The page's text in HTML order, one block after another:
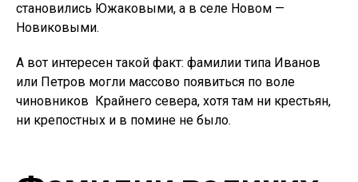
становились Южаковыми, а в селе Новом —
Новиковыми.
А вот интересен такой факт: фамилии типа Иванов
или Петров могли массово появиться по воле
чиновников Крайнего севера, хотя там ни крестьян,
ни крепостных и в помине не было.